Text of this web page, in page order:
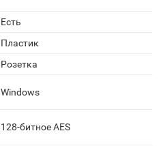
Есть
Пластик
Розетка
Windows
128-битное AES